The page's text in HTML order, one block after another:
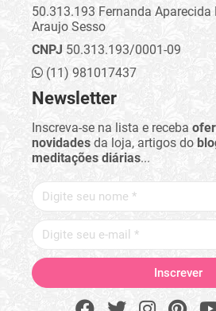
50.313.193 Fernanda Aparecida
Araujo Sesso
CNPJ 50.313.193/0001-09
(11) 981017437
Newsletter
Inscreva-se na lista e receba
novidades da loja, artigos do
meditações diárias...